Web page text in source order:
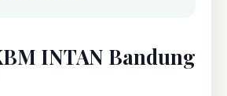
INTAN Bandung